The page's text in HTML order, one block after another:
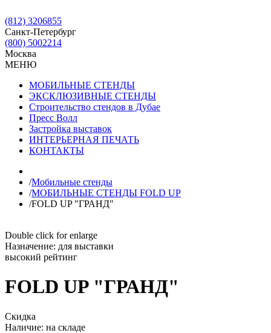
(812) 3206855
Санкт-Петербург
(800) 5002214
Москва
МЕНЮ
МОБИЛЬНЫЕ СТЕНДЫ
ЭКСКЛЮЗИВНЫЕ СТЕНДЫ
Строительство стендов в Дубае
Пресс Волл
Застройка выставок
ИНТЕРЬЕРНАЯ ПЕЧАТЬ
КОНТАКТЫ
/Мобильные стенды
/МОБИЛЬНЫЕ СТЕНДЫ FOLD UP
/FOLD UP "ГРАНД"
Double click for enlarge
Назначение: для выставки
высокий рейтинг
FOLD UP "ГРАНД"
Скидка
Наличие: на складе